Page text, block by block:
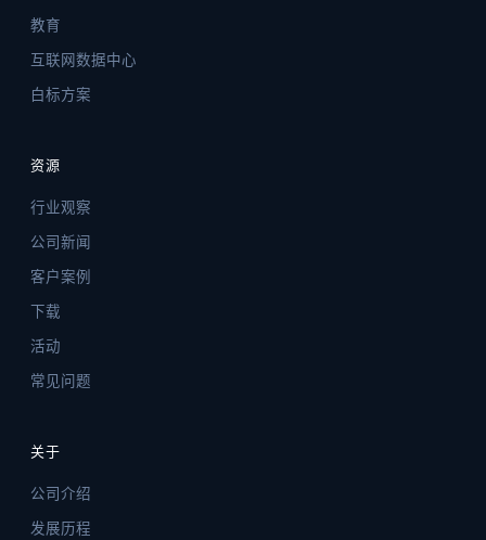
教育
互联网数据中心
白标方案
资源
行业观察
公司新闻
客户案例
下载
活动
常见问题
关于
公司介绍
发展历程